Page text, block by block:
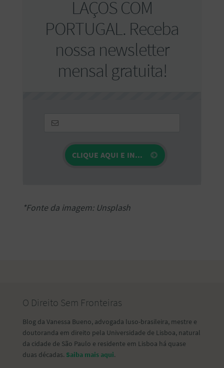
LAÇOS COM
PORTUGAL. Receba
nossa newsletter
mensal gratuita!
*Fonte da imagem: Unsplash
O Direito Sem Fronteiras
Blog da Vanessa Bueno, advogada luso-brasileira, mestre e
doutoranda em direito pela Universidade de Lisboa, natural
da cidade de São Paulo e residente em Lisboa há quase
duas décadas. Saiba mais aqui.